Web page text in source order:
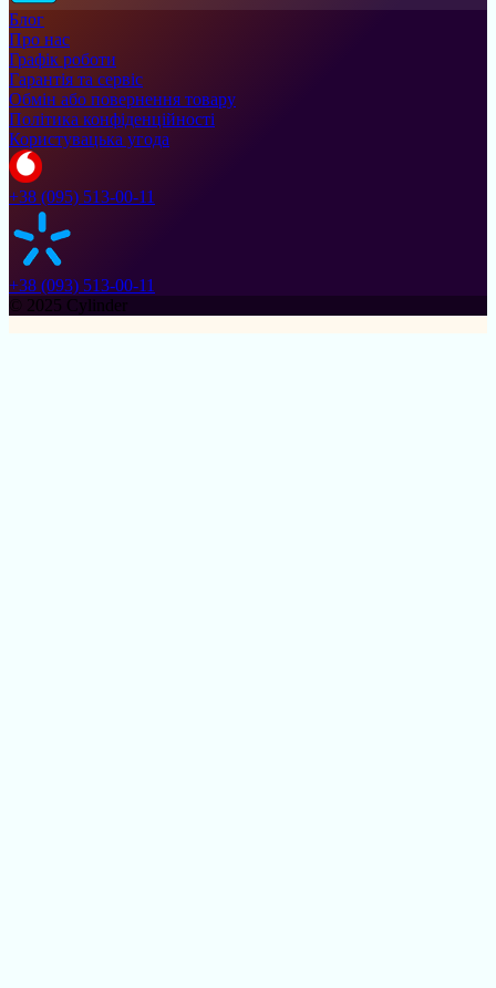
Блог
Про нас
Графік роботи
Гарантія та сервіс
Обмін або повернення товару
Політика конфіденційності
Користувацька угода
+38 (095) 513-00-11
+38 (093) 513-00-11
© 2025 Cylinder